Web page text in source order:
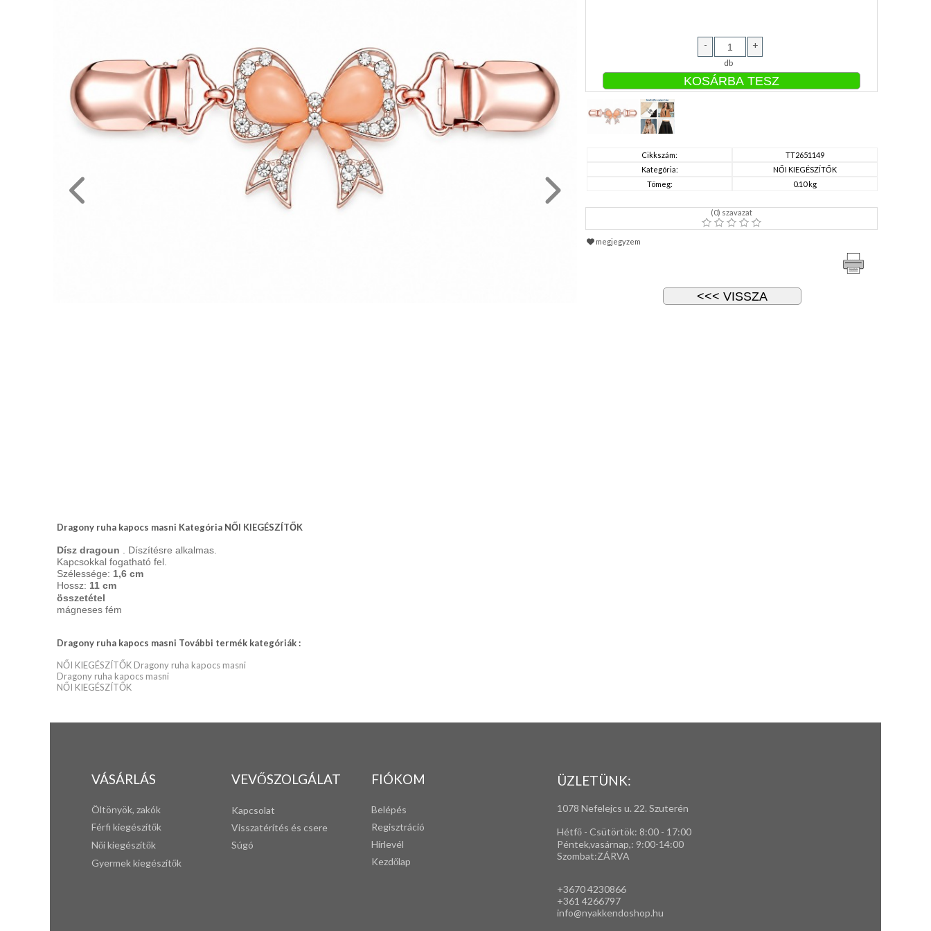
MÉRETTÁBLÁZAT
MUNKA-
FORMARUHA
TERMÉKEK
- +
db
Cikkszám:
TT2651149
Kategória:
NŐI KIEGÉSZÍTŐK
Tömeg:
0.10 kg
(0) szavazat
megjegyzem
Dragony ruha kapocs masni Kategória NŐI KIEGÉSZÍTŐK
Dísz dragoun
. Díszítésre alkalmas.
Kapcsokkal fogatható fel.
Szélessége: 1,6 cm
Hossz: 11 cm
összetétel
mágneses fém
Dragony ruha kapocs masni További termék kategóriák :
NŐI KIEGÉSZÍTŐK Dragony ruha kapocs masni
Dragony ruha kapocs masni
NŐI KIEGÉSZÍTŐK
VÁSÁRLÁS
Öltönyök, zakók
Férfi kiegészítők
Női kiegészítők
Gyermek kiegészítők
VEVŐSZOLGÁLAT
Kapcsolat
Visszatérítés és csere
Súgó
FIÓKOM
Belépés
Regisztráció
Hírlevél
Kezdőlap
ÜZLETÜNK:
1078 Nefelejcs u. 22. Szuterén
Hétfő - Csütörtök: 8:00 - 17:00
Péntek,vasárnap,: 9:00-14:00
Szombat:ZÁRVA
+3670 4230866
+361 4266797
info@nyakkendoshop.hu